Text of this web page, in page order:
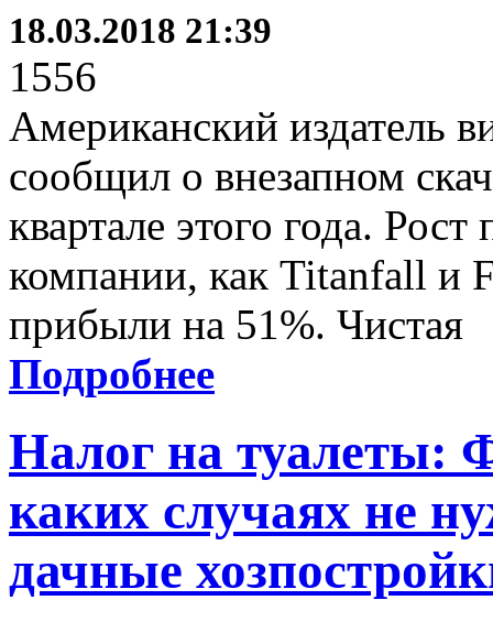
18.03.2018 21:39
1556
Американский издатель
сообщил о внезапном
квартале этого года.
компании, как Titanfall и
прибыли на 51%. Чистая
Подробнее
Налог на туалеты:
каких случаях не
дачные